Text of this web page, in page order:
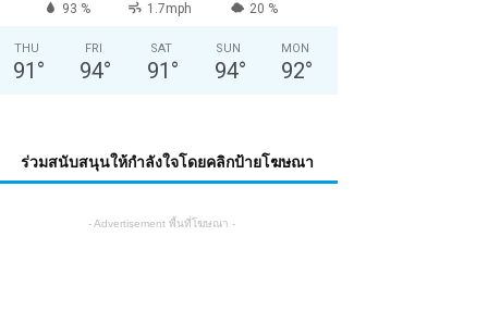
93 % 1.7mph 20 %
THU
91 °
FRI
94°
SAT
91 °
SUN
94°
MON
92°
ร่วมสนับสนุนให้กำลังใจโดยคลิกป้ายโฆษณา
- Advertisement พื้นที่โฆษณา -